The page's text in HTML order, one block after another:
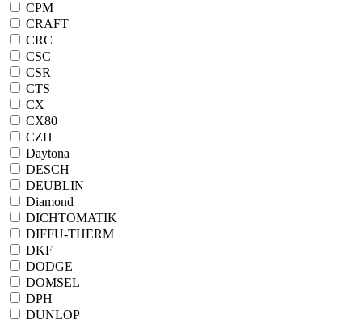
CPM
CRAFT
CRC
CSC
CSR
CTS
CX
CX80
CZH
Daytona
DESCH
DEUBLIN
Diamond
DICHTOMATIK
DIFFU-THERM
DKF
DODGE
DOMSEL
DPH
DUNLOP